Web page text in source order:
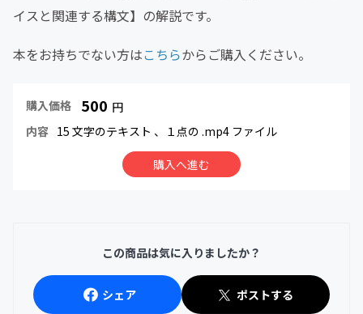
イスと関連する構文】の解説です。
本をお持ちでない方はこちらからご購入ください。
購入価格 500 円
内容 15 文字のテキスト 、１点の .mp4 ファイル
購入へ進む
この商品は気に入りましたか？
シェア ポストする